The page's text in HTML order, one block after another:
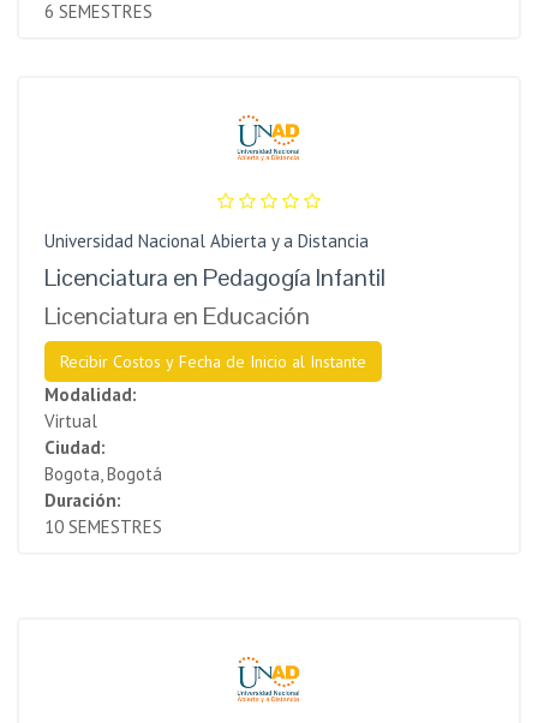
6 SEMESTRES
Universidad Nacional Abierta y a Distancia
Licenciatura en Pedagogía Infantil
Licenciatura en Educación
Recibir Costos y Fecha de Inicio al Instante
Modalidad:
Virtual
Ciudad:
Bogota, Bogotá
Duración:
10 SEMESTRES